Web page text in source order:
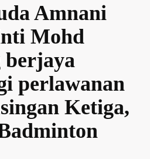
Amnani
Mohd
berjaya
perlawanan
Ketiga,